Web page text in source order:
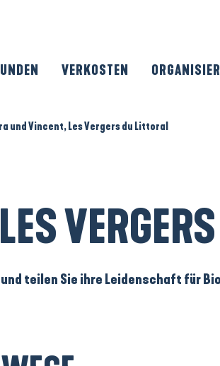
VERKOSTEN
und Vincent, Les Vergers du Littoral
teilen Sie ihre Leidenschaft für